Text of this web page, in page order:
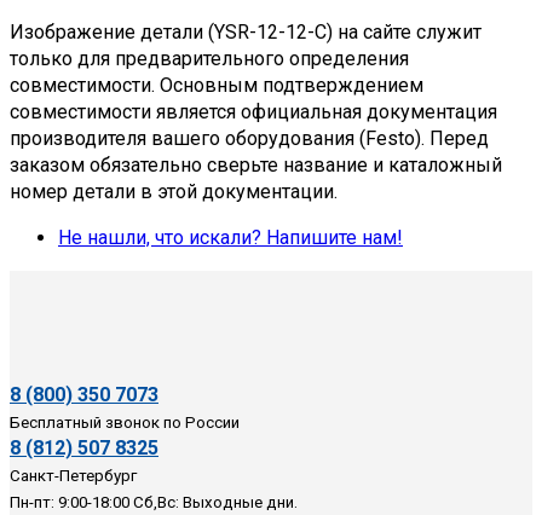
решения или предложить современные аналоги с
полной совместимостью.
Обратитесь к нашим менеджерам с точным
артикулом — мы обязательно постараемся
помочь!
Изображение детали (YSR-12-12-C) на сайте служит
только для предварительного определения
совместимости. Основным подтверждением
совместимости является официальная документация
производителя вашего оборудования (Festo). Перед
заказом обязательно сверьте название и каталожный
номер детали в этой документации.
Не нашли, что искали? Напишите нам!
8 (800) 350 7073
Бесплатный звонок по России
8 (812) 507 8325
Санкт-Петербург
Пн-пт: 9:00-18:00 Сб,Вс: Выходные дни.